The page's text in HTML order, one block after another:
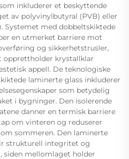
inkluderer et beskyttende
av polyvinylbutyral (PVB) eller
Systemet med dobbeltskiktede
en utmerket barriere mot
og sikkerhetstrusler,
opprettholder krystallklar
appell. De teknologiske
laminerte glass inkluderer
som betydelig
i bygninger. Den isolerende
danner en termisk barriere
om vinteren og reduserer
sommeren. Den laminerte
strukturell integritet og
siden mellomlaget holder